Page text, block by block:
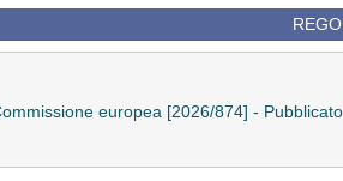
europea [2026/874] -